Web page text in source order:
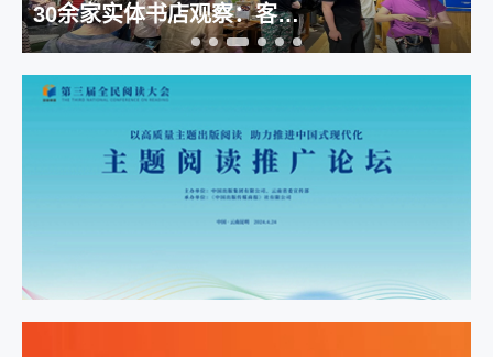
30余家实体书店观察：客群、销售、活动，都变了！